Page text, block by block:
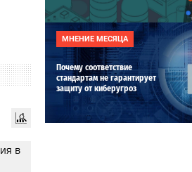
в
МНЕНИЕ МЕСЯЦА
Почему соответствие
стандартам не гарантирует
защиту от киберугроз